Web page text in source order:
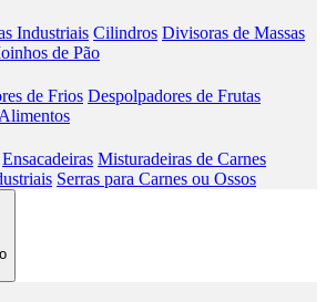
Industriais Cilindros Divisoras de Massas
de Pão
de Frios Despolpadores de Frutas
Ensacadeiras Misturadeiras de Carnes
Serras para Carnes ou Ossos